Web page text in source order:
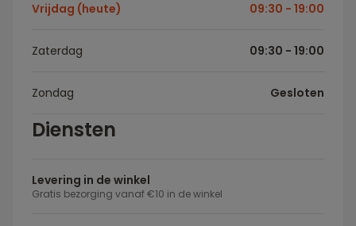
Vrijdag (heute) 09:30 - 19:00
Zaterdag 09:30 - 19:00
Zondag Gesloten
Diensten
Levering in de winkel
Gratis bezorging vanaf €10 in de winkel